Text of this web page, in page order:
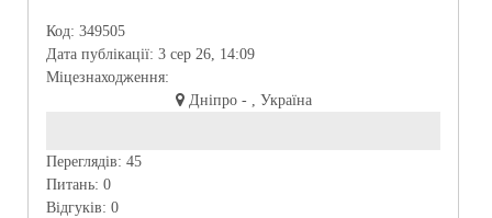
Код: 349505
Дата публікації: 3 сер 26, 14:09
Міцезнаходження:
Дніпро - , Україна
Переглядів: 45
Питань: 0
Відгуків: 0